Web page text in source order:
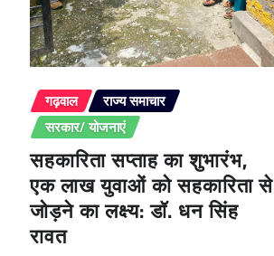
गढ़वाल
राज्य समाचार
सरकार/ योजनाएं
सहकारिता सप्ताह का शुभारंभ,
एक लाख युवाओं को सहकारिता से
जोड़ने का लक्ष्य: डॉ. धन सिंह
रावत